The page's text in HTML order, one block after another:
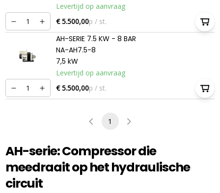
Levertijd op aanvraag
€ 5.500,00p / st.
AH-SERIE 7.5 KW - 8 BAR
NA-AH7.5-8
7,5 kW
Levertijd op aanvraag
€ 5.500,00p / st.
1
AH-serie: Compressor die
meedraait op het hydraulische
circuit